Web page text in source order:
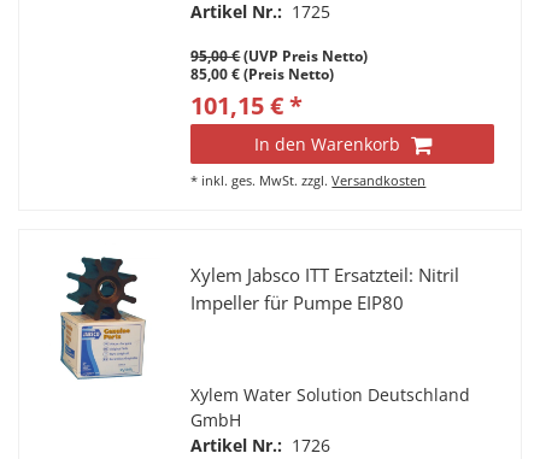
Artikel Nr.: 1725
95,00 €(UVP Preis Netto)
85,00 € (Preis Netto)
101,15 € *
In den Warenkorb
* inkl. ges. MwSt. zzgl.Versandkosten
Xylem Jabsco ITT Ersatzteil: Nitril
Impeller für Pumpe EIP80
Xylem Water Solution Deutschland
GmbH
Artikel Nr.: 1726